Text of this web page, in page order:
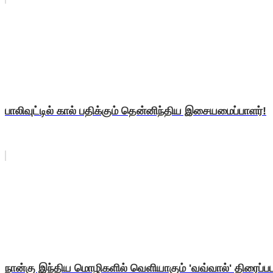
பாலிவுட்டில் கால் பதிக்கும் தென்னிந்திய இசையமைப்பாளர்!
நான்கு இந்திய மொழிகளில் வெளியாகும் 'வவ்வால்'